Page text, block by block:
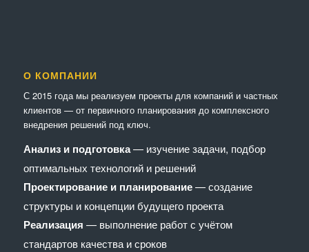
О КОМПАНИИ
С 2015 года мы реализуем проекты для компаний и частных
клиентов — от первичного планирования до комплексного
внедрения решений под ключ.
Анализ и подготовка— изучение задачи, подбор
оптимальных технологий и решений
Проектирование и планирование— создание
структуры и концепции будущего проекта
Реализация — выполнение работ с учётом
стандартов качества и сроков